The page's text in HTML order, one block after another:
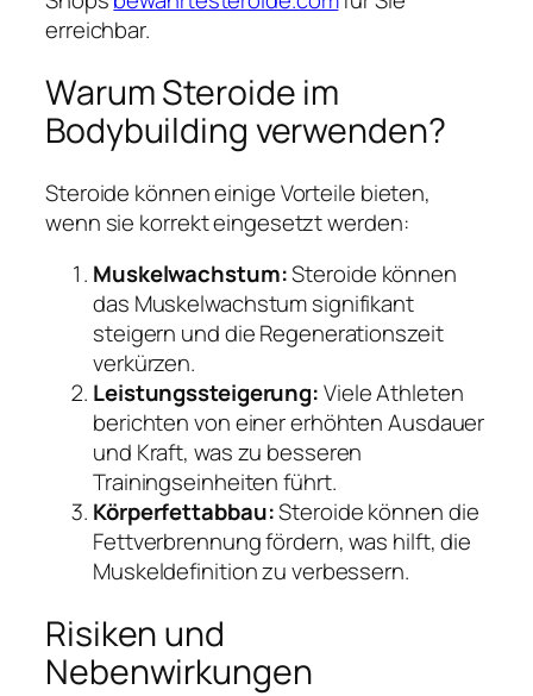
erreichbar.
Warum Steroide im
Bodybuilding verwenden?
Steroide können einige Vorteile bieten,
wenn sie korrekt eingesetzt werden:
Muskelwachstum:Steroide können
das Muskelwachstum signifikant
steigern und die Regenerationszeit
verkürzen.
Leistungssteigerung:Viele Athleten
berichten von einer erhöhten Ausdauer
und Kraft, was zu besseren
Trainingseinheiten führt.
Körperfettabbau:Steroide können die
Fettverbrennung fördern, was hilft, die
Muskeldefinition zu verbessern.
Risiken und
Nebenwirkungen